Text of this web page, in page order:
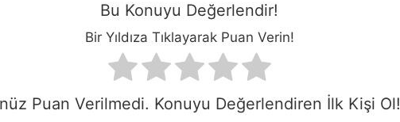
Bu Konuyu Değerlendir!
Bir Yıldıza Tıklayarak Puan Verin!
Puan Verilmedi. Konuyu Değerlendiren İlk Kişi Ol!